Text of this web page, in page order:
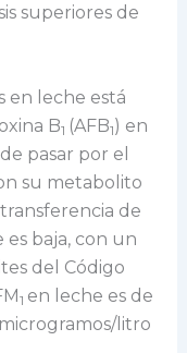
superiores de
en leche está
B1 (AFB1) en
pasar por el
su metabolito
de
es baja, con un
del Código
1 en leche es de
litro